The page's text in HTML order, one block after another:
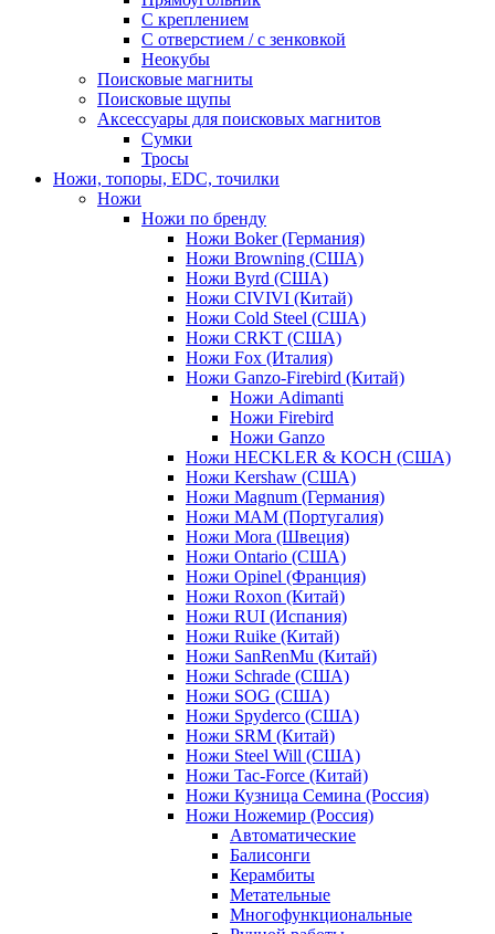
С креплением
С отверстием / с зенковкой
Неокубы
Поисковые магниты
Поисковые щупы
Аксессуары для поисковых магнитов
Сумки
Тросы
Ножи, топоры, EDC, точилки
Ножи
Ножи по бренду
Ножи Boker (Германия)
Ножи Browning (США)
Ножи Byrd (США)
Ножи CIVIVI (Китай)
Ножи Cold Steel (США)
Ножи CRKT (США)
Ножи Fox (Италия)
Ножи Ganzo-Firebird (Китай)
Ножи Adimanti
Ножи Firebird
Ножи Ganzo
Ножи HECKLER & KOCH (США)
Ножи Kershaw (США)
Ножи Magnum (Германия)
Ножи MAM (Португалия)
Ножи Mora (Швеция)
Ножи Ontario (США)
Ножи Opinel (Франция)
Ножи Roxon (Китай)
Ножи RUI (Испания)
Ножи Ruike (Китай)
Ножи SanRenMu (Китай)
Ножи Schrade (США)
Ножи SOG (США)
Ножи Spyderco (США)
Ножи SRM (Китай)
Ножи Steel Will (США)
Ножи Tac-Force (Китай)
Ножи Кузница Семина (Россия)
Ножи Ножемир (Россия)
Автоматические
Балисонги
Керамбиты
Метательные
Многофункциональные